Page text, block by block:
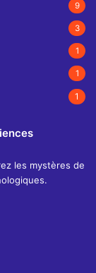
9
3
1
1
1
les mystères de